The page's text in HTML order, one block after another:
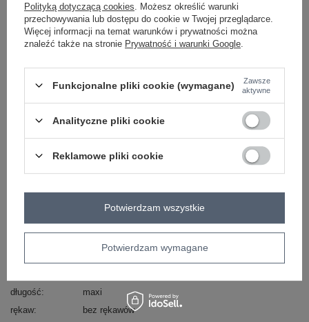
ZALOGUJ SIĘ I ZOBACZ CENĘ
Masz pytanie? Chętnie pomożemy.
Zadzwoń+48 601 547 740 Zadaj pytanie
skład materiału : 100% bawełna
sposób prania : pranie w pralce w 30°C
OCH BELLA
wzór
gładki
materiał
bawełna
długość
maxi
rękaw
bez rękawów
Polityką dotyczącą cookies . Możesz określić warunki
przechowywania lub dostępu do cookie w Twojej przeglądarce.
Więcej informacji na temat warunków i prywatności można
znaleźć także na stronie Prywatność i warunki Google
Funkcjonalne pliki cookie (wymagane)
Zawsze
aktywne
Analityczne pliki cookie
Reklamowe pliki cookie
Potwierdzam wymagane
Potwierdzam wszystkie